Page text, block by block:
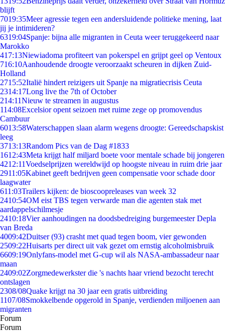
blijft
7019:35Meer agressie tegen een andersluidende politieke mening, laat
jij je intimideren?
6319:04Spanje: bijna alle migranten in Ceuta weer teruggekeerd naar
Marokko
417:13Niewiadoma profiteert van pokerspel en grijpt geel op Ventoux
716:10Aanhoudende droogte veroorzaakt scheuren in dijken Zuid-
Holland
2715:52Italië hindert reizigers uit Spanje na migratiecrisis Ceuta
2314:17Long live the 7th of October
214:11Nieuw te streamen in augustus
114:08Excelsior opent seizoen met ruime zege op promovendus
Cambuur
6013:58Waterschappen slaan alarm wegens droogte: Gereedschapskist
leeg
3713:13Random Pics van de Dag #1833
1612:43Meta krijgt half miljard boete voor mentale schade bij jongeren
4212:11Voedselprijzen wereldwijd op hoogste niveau in ruim drie jaar
2911:05Kabinet geeft bedrijven geen compensatie voor schade door
laagwater
611:03Trailers kijken: de bioscoopreleases van week 32
2410:54OM eist TBS tegen verwarde man die agenten stak met
aardappelschilmesje
2410:18Vier aanhoudingen na doodsbedreiging burgemeester Depla
van Breda
4009:42Duitser (93) crasht met quad tegen boom, vier gewonden
2509:22Huisarts per direct uit vak gezet om ernstig alcoholmisbruik
6609:19Onlyfans-model met G-cup wil als NASA-ambassadeur naar
maan
2409:02Zorgmedewerkster die 's nachts haar vriend bezocht terecht
ontslagen
2308/08Quake krijgt na 30 jaar een gratis uitbreiding
1107/08Smokkelbende opgerold in Spanje, verdienden miljoenen aan
migranten
Forum
Forum